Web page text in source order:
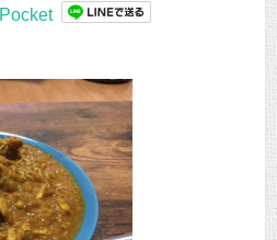
Pocket